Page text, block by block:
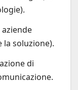
aziende
la soluzione).
di